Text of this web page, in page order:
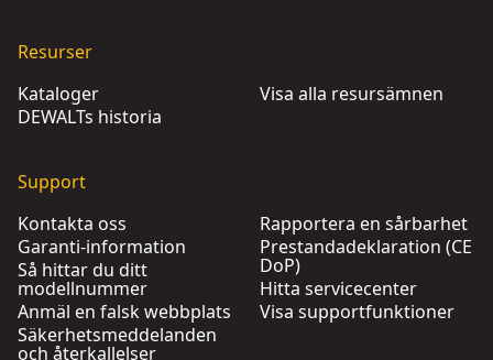
Resurser
Kataloger
DEWALTs historia
Visa alla resursämnen
Support
Kontakta oss
Garanti-information
Så hittar du ditt
modellnummer
Anmäl en falsk webbplats
Säkerhetsmeddelanden
och återkallelser
Rapportera en sårbarhet
Prestandadeklaration (CE
DoP)
Hitta servicecenter
Visa supportfunktioner